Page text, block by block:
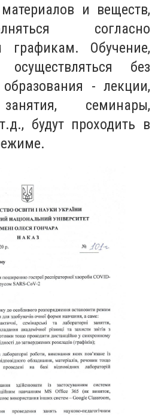
и веществ,
согласно
графикам. Обучение,
без
образования - лекции,
семинары,
будут проходить в